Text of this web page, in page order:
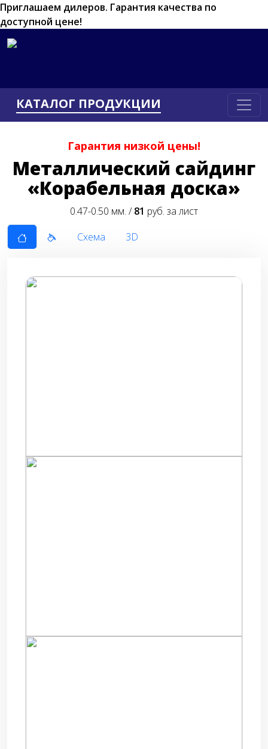
Приглашаем дилеров. Гарантия качества по
доступной цене!
КАТАЛОГ ПРОДУКЦИИ
Гарантия низкой цены!
Металлический сайдинг
«Корабельная доска»
0.47-0.50 мм. /81 руб. за лист
Схема
3D